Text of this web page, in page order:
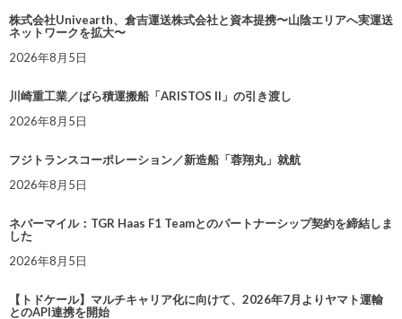
株式会社Univearth、倉吉運送株式会社と資本提携〜山陰エリアへ実運送
ネットワークを拡大〜
2026年8月5日
川崎重工業／ばら積運搬船「ARISTOS II」の引き渡し
2026年8月5日
フジトランスコーポレーション／新造船「蓉翔丸」就航
2026年8月5日
ネバーマイル：TGR Haas F1 Teamとのパートナーシップ契約を締結しま
した
2026年8月5日
【トドケール】マルチキャリア化に向けて、2026年7月よりヤマト運輸
とのAPI連携を開始